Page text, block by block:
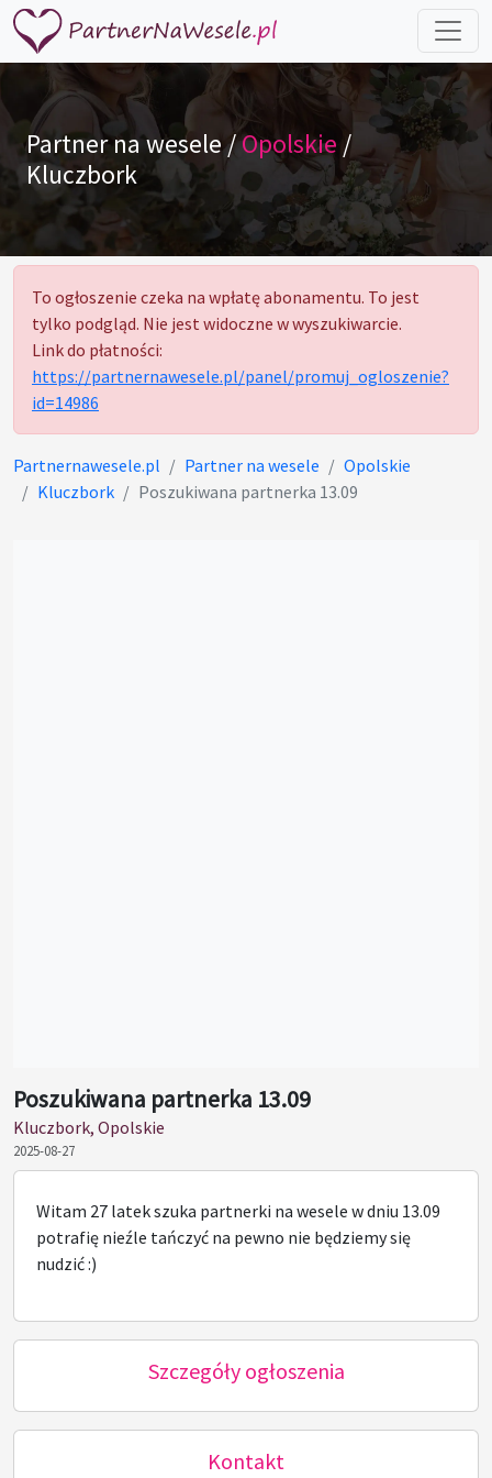
Partner na wesele /Opolskie /
Kluczbork
To ogłoszenie czeka na wpłatę abonamentu. To jest
tylko podgląd. Nie jest widoczne w wyszukiwarcie.
Link do płatności:
https://partnernawesele.pl/panel/promuj_ogloszenie?
id=14986
Partnernawesele.pl Partner na wesele
Opolskie
Kluczbork
Poszukiwana partnerka 13.09
Poszukiwana partnerka 13.09
Kluczbork, Opolskie
2025-08-27
Witam 27 latek szuka partnerki na wesele w dniu 13.09
potrafię nieźle tańczyć na pewno nie będziemy się
nudzić :)
Szczegóły ogłoszenia
Kontakt